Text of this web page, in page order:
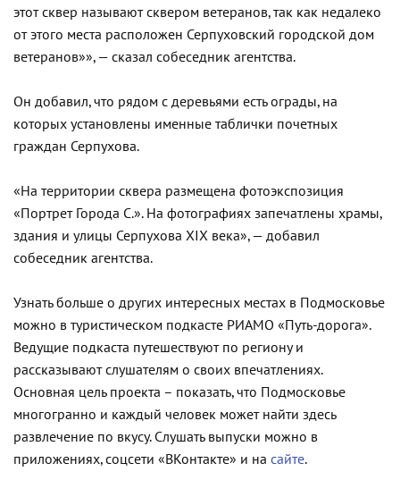
этот сквер называют сквером ветеранов, так как недалеко
от этого места расположен Серпуховский городской дом
ветеранов»», — сказал собеседник агентства.
Он добавил, что рядом с деревьями есть ограды, на
которых установлены именные таблички почетных
граждан Серпухова.
«На территории сквера размещена фотоэкспозиция
«Портрет Города С.». На фотографиях запечатлены храмы,
здания и улицы Серпухова XIX века», — добавил
собеседник агентства.
Узнать больше о других интересных местах в Подмосковье
можно в туристическом подкасте РИАМО «Путь-дорога».
Ведущие подкаста путешествуют по региону и
рассказывают слушателям о своих впечатлениях.
Основная цель проекта – показать, что Подмосковье
многогранно и каждый человек может найти здесь
развлечение по вкусу. Слушать выпуски можно в
приложениях, соцсети «ВКонтакте» и на сайте.